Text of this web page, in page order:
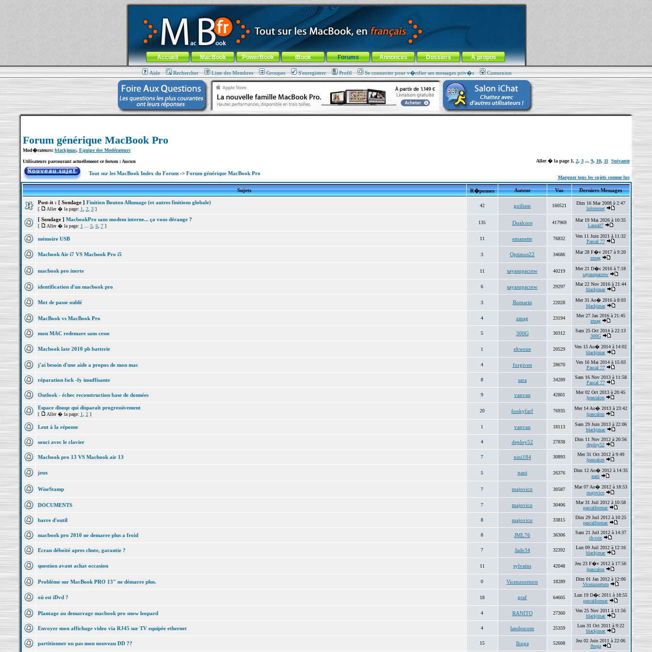
MacBook-fr.com : 100% Apple... 100% nomade !
Aller au contenu-Aller au menu général-Aller au menu de la rubrique
Menu général
Accueil MacBook PowerBook iBook Forums Annonces Dossiers À propos
Aide Rechercher Liste des Membres Groupes S'enregistrer Profil Se connecter pour v�rifier ses messages priv�s Connexion
Forum générique MacBook Pro
Mod�rateurs: blackjmac, Equipe des Modérateurs
Utilisateurs parcourant actuellement ce forum : Aucun Aller � la page 1, 2, 3... 9, 10, 11 Suivante
Tout sur les MacBook Index du Forum-> Forum générique MacBook Pro
Marquez tous les sujets comme lus
Sujets R�ponses Auteur Vus Derniers Messages
Post-it : [ Sondage ] Finition Bouton Allumage (et autres finitions globale)
[ Aller � la page: 1 2, 3]
42 guiliam 160521
Dim 16 Mar 2008 à 2:47
loloternet
[ Sondage ] MacbookPro sans modem interne... ça vous dérange ?
[ Aller � la page: 1 5, 6, 7]
135 Dualcore 417969
Mar 19 Mai 2026 à 10:35
Laura07
mémoire USB 11 emanette 76832
Ven 11 Juin 2021 à 11:32
Pascal 77
Macbook Air i7 VS Macbook Pro i5 3 Optimus22 34686
Mar 28 F�v 2017 à 9:20
zmag
macbook pro inerte 11 sayasupacrew 40219
Mer 21 D�c 2016 à 7:18
sayasupacrew
identification d'un macbook pro 6 sayasupacrew 29297
Mar 22 Nov 2016 à 21:44
blackjmac
Mot de passe oublé 3 Romarin 22028
Mer 31 Ao� 2016 à 8:03
blackjmac
MacBook vs MacBook Pro 4 zmag 23194
Mer 27 Jan 2016 à 21:45
zmag
mon MAC redemare sans cesse 5 300G 30312
Sam 25 Oct 2014 à 22:13
300G
Macbook late 2010 pb batterie 1 ekwoue 20529
Ven 15 Ao� 2014 à 14:02
blackjmac
j'ai besoin d'une aide a propos de mon mac 4 forgiven 28670
Ven 16 Mai 2014 à 15:03
Pascal 77
réparation fsck -fy insuffisante 8 sara 34289
Sam 16 Nov 2013 à 11:58
Pascal 77
Outlook - échec reconstruction base de données 9 vanvan 42801
Mer 02 Oct 2013 à 20:45
lpascalon
Espace disuqe qui disparaît progressivement
[ Aller � la page: 1 2]
20 fonkyfarf 76935
Mer 14 Ao� 2013 à 23:42
lpascalon
Lent à la réponse 1 vanvan 18113
Sam 29 Juin 2013 à 22:06
blackjmac
souci avec le clavier 4 deploy52 27838
Dim 11 Nov 2012 à 20:56
deploy52
Macbook pro 13 VS Macbook air 13 7 nini184 30893
Mer 31 Oct 2012 à 9:49
lpascalon
jeux 5 nani 26376
Dim 12 Ao� 2012 à 14:35
nani
WiseStamp 7 majovico 30587
Mar 07 Ao� 2012 à 18:53
majovico
DOCUMENTS 7 majovico 30406
Mar 31 Juil 2012 à 10:58
pascalformac
barre d'outil 8 majovico 33815
Dim 29 Juil 2012 à 10:25
pascalformac
macbook pro 2010 ne demarre plus a froid 8 JML76 36306
Sam 21 Juil 2012 à 14:37
ch-vox
Ecran déboité apres chute, garantie ? 7 Jade34 32392
Lun 09 Juil 2012 à 12:16
blackjmac
question avant achat occasion 11 sylvains 42048
Jeu 23 F�v 2012 à 17:56
lpascalon
Probléme sur MacBook PRO 13" ne démarre plus. 0 Vicenzoreturn 18289
Dim 01 Jan 2012 à 12:06
Vicenzoreturn
où est iDvd ? 18 graf 64605
Lun 19 D�c 2011 à 18:55
pascalformac
Plantage au demarrage macbook pro snow leopard 4 RANITO 27360
Ven 25 Nov 2011 à 11:56
blackjmac
Envoyer mon affichage video via RJ45 sur TV equipée ethernet 4 landescom 25359
Lun 31 Oct 2011 à 9:22
blackjmac
partitionner ou pas mon nouveau DD ?? 15 lhuga 52608
Jeu 02 Juin 2011 à 22:06
lhuga